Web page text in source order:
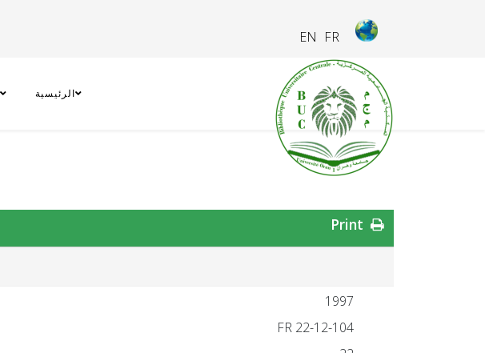
FR
EN
الرئيسية
1997
FR 22-12-104